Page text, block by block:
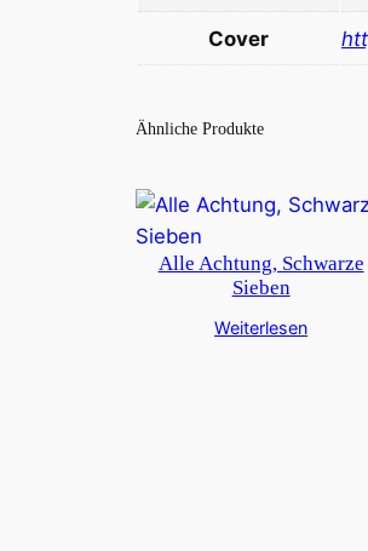
Cover
Ähnliche Produkte
Alle Achtung, Schwarze
Sieben
Weiterlesen